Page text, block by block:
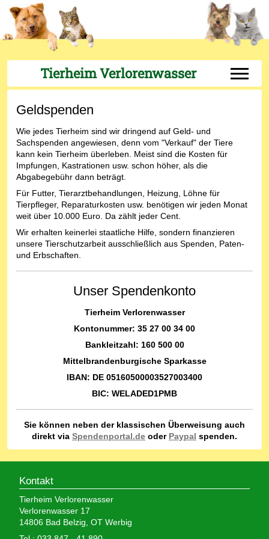
Tierheim Verlorenwasser Off-
Geldspenden
Wie jedes Tierheim sind wir dringend auf Geld- und
Sachspenden angewiesen, denn vom "Verkauf" der Tiere
kann kein Tierheim überleben. Meist sind die Kosten für
Impfungen, Kastrationen usw. schon höher, als die
Abgabegebühr dann beträgt.
Für Futter, Tierarztbehandlungen, Heizung, Löhne für
Tierpfleger, Reparaturkosten usw. benötigen wir jeden Monat
weit über 10.000 Euro. Da zählt jeder Cent.
Wir erhalten keinerlei staatliche Hilfe, sondern finanzieren
unsere Tierschutzarbeit ausschließlich aus Spenden, Paten-
und Erbschaften.
Unser Spendenkonto
Tierheim Verlorenwasser
Kontonummer: 35 27 00 34 00
Bankleitzahl: 160 500 00
Mittelbrandenburgische Sparkasse
IBAN: DE 05160500003527003400
BIC: WELADED1PMB
Sie können neben der klassischen Überweisung auch
direkt via Spendenportal.de oder Paypal spenden.
Kontakt
Tierheim Verlorenwasser
Verlorenwasser 17
14806 Bad Belzig, OT Werbig